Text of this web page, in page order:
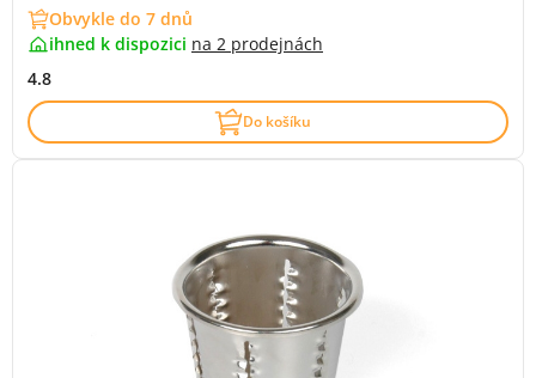
Obvykle do 7 dnů
ihned k dispozici na 2 prodejnách
4.8
Do košíku